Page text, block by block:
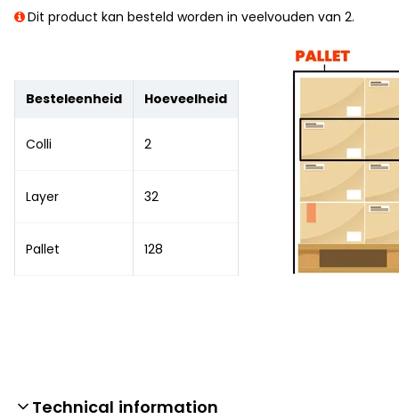
Dit product kan besteld worden in veelvouden van 2.
Besteleenheid Hoeveelheid
Colli 2
Layer 32
Pallet 128
Technical information